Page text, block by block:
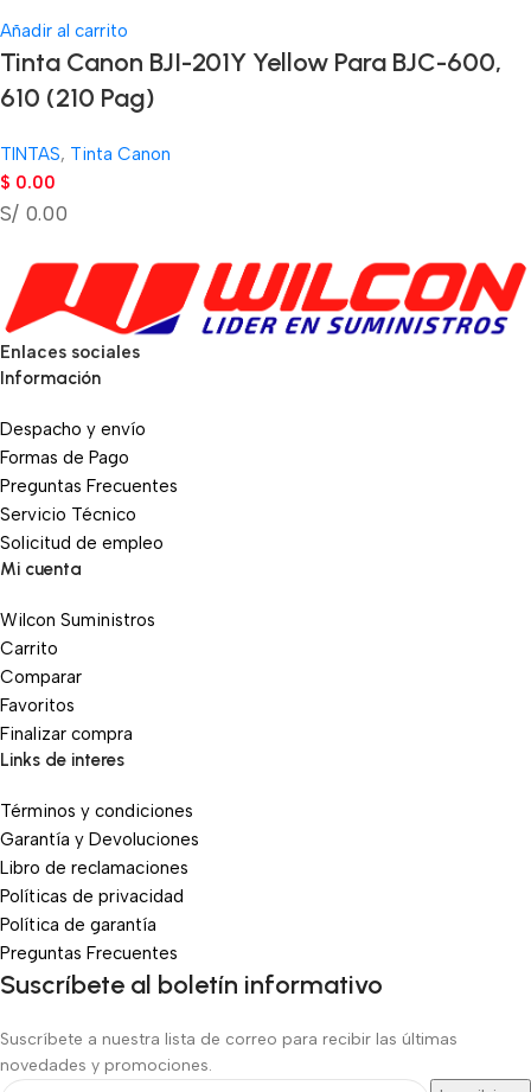
Añadir al carrito
Tinta Canon BJI-201Y Yellow Para BJC-600,
610 (210 Pag)
TINTAS, Tinta Canon
$ 0.00
S/ 0.00
Enlaces sociales
Información
Despacho y envío
Formas de Pago
Preguntas Frecuentes
Servicio Técnico
Solicitud de empleo
Mi cuenta
Wilcon Suministros
Carrito
Comparar
Favoritos
Finalizar compra
Links de interes
Términos y condiciones
Garantía y Devoluciones
Libro de reclamaciones
Políticas de privacidad
Política de garantía
Preguntas Frecuentes
Suscríbete al boletín informativo
Suscríbete a nuestra lista de correo para recibir las últimas
novedades y promociones.